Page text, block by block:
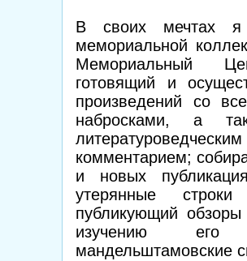
В своих мечтах
мемориальной
Мемориальный
готовящий и
произведений со
набросками, а
комментарием;
и новых
утерянные
публикующий
изучению его
мандельштамовские